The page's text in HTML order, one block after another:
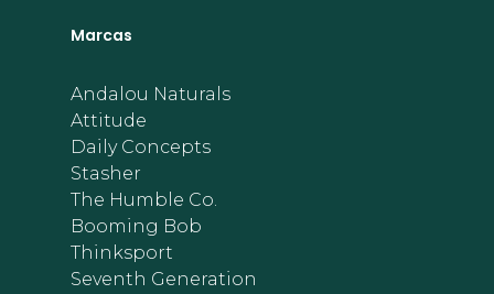
Marcas
Andalou Naturals
Attitude
Daily Concepts
Stasher
The Humble Co.
Booming Bob
Thinksport
Seventh Generation